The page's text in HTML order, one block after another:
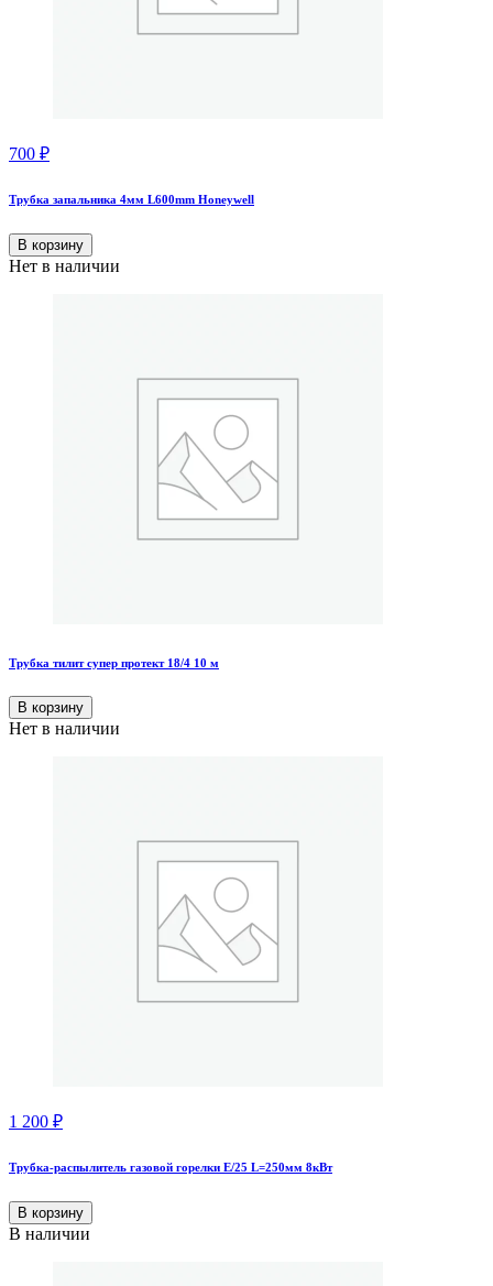
700 ₽
Трубка запальника 4мм L600mm Honeywell
В корзину
Нет в наличии
Трубка тилит супер протект 18/4 10 м
В корзину
Нет в наличии
1 200 ₽
Трубка-распылитель газовой горелки Е/25 L=250мм 8кВт
В корзину
В наличии